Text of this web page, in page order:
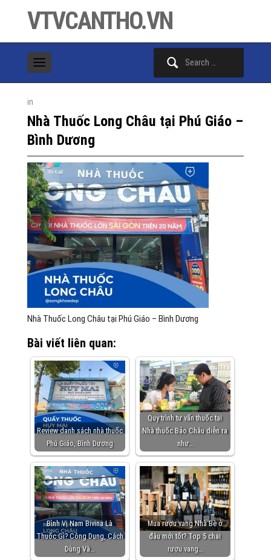
VTVCANTHO.VN
in
Nhà Thuốc Long Châu tại Phú Giáo –
Bình Dương
Nhà Thuốc Long Châu tại Phú Giáo – Bình Dương
Bài viết liên quan:
Review danh sách nhà thuốc
Phú Giáo, Bình Dương
Quy trình tư vấn thuốc tại
Nhà thuốc Bảo Châu diễn ra
như…
Bình Vị Nam Bivina Là
Thuốc Gì? Công Dụng, Cách
Dùng Và…
Mua rượu vang Nhà Bè ở
đâu mới tốt? Top 5 chai
rượu vang…